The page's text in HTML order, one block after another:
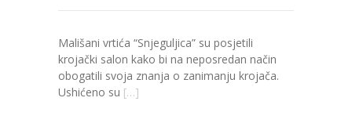
Mališani vrtića “Snjeguljica” su posjetili
krojački salon kako bi na neposredan način
obogatili svoja znanja o zanimanju krojača.
Ushićeno su […]